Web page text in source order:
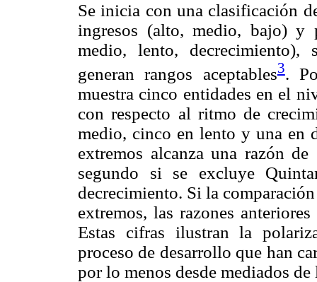
Se inicia con una clasificación
ingresos (alto, medio, bajo) y
medio, lento, decrecimiento),
generan rangos aceptables3.
muestra cinco entidades en el
con respecto al ritmo de
medio, cinco en lento y una en
extremos alcanza una razón
segundo si se excluye
decrecimiento. Si la
extremos, las razones
Estas cifras ilustran la
proceso de desarrollo que han
por lo menos desde mediados